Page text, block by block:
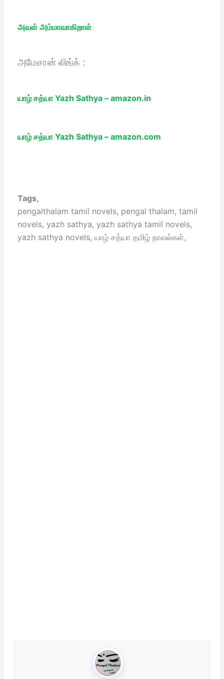
அவள் அம்மாவாகிறாள்
அமேசான் லிங்க் :
யாழ் சத்யா Yazh Sathya – amazon.in
யாழ் சத்யா Yazh Sathya – amazon.com
Tags,
pengalthalam tamil novels, pengal thalam, tamil
novels, yazh sathya, yazh sathya tamil novels,
yazh sathya novels, யாழ் சத்யா தமிழ் நாவல்கள்,